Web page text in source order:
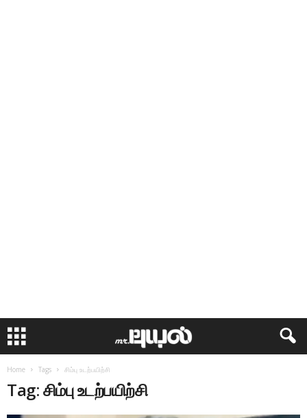
Home Tags சிம்பு உடற்பயிற்சி
Tag: சிம்பு உடற்பயிற்சி